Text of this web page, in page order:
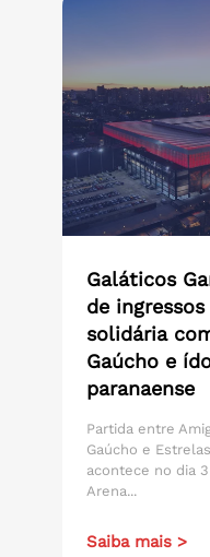
Galáticos
de
solidária
Gaúcho e
paranaense
Partida entre
Gaúcho e
acontece no dia
Arena...
Saiba mais >